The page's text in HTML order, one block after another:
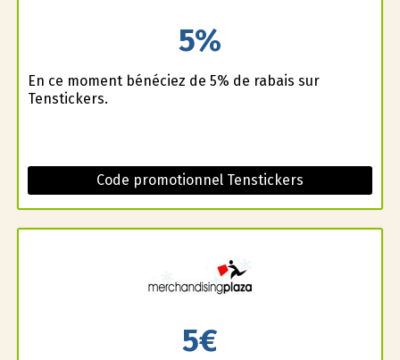
5%
En ce moment bénéficiez de 5% de rabais sur
Tenstickers.
Code promotionnel Tenstickers
5€